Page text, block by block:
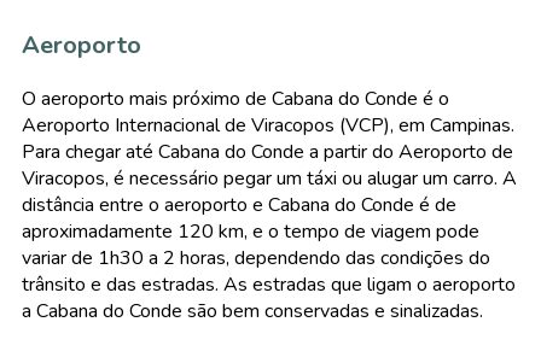
Aeroporto
O aeroporto mais próximo de Cabana do Conde é o
Aeroporto Internacional de Viracopos (VCP), em Campinas.
Para chegar até Cabana do Conde a partir do Aeroporto de
Viracopos, é necessário pegar um táxi ou alugar um carro. A
distância entre o aeroporto e Cabana do Conde é de
aproximadamente 120 km, e o tempo de viagem pode
variar de 1h30 a 2 horas, dependendo das condições do
trânsito e das estradas. As estradas que ligam o aeroporto
a Cabana do Conde são bem conservadas e sinalizadas.